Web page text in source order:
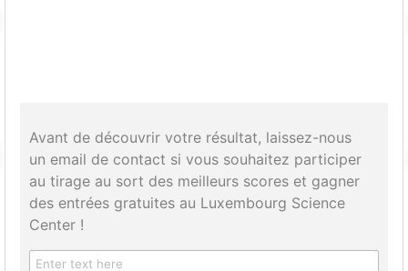
Avant de découvrir votre résultat, laissez-nous
un email de contact si vous souhaitez participer
au tirage au sort des meilleurs scores et gagner
des entrées gratuites au Luxembourg Science
Center !